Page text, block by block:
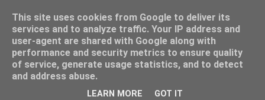
La fanfare Tahar Tag'l, originaire de Marseille, joyeusement
éclectique et à la bonne humeur typiquement locale, réinvestit
en s'amusant un paquet de standards : de Britney Spears à
This site uses cookies from Google to deliver its
services and to analyze traffic. Your IP address and
user-agent are shared with Google along with
performance and security metrics to ensure quality
of service, generate usage statistics, and to detect
and address abuse.
LEARN MORE GOT IT